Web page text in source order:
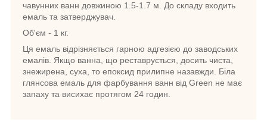
чавунних ванн довжиною 1.5-1.7 м. До складу входить
емаль та затверджувач.
Об'єм - 1 кг.
Ця емаль відрізняється гарною адгезією до заводських
емалів. Якщо ванна, що реставрується, досить чиста,
знежирена, суха, то епоксид прилипне назавжди. Біла
глянсова емаль для фарбування ванн від Green не має
запаху та висихає протягом 24 годин.